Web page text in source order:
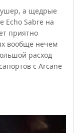
а щедрые
Echo Sabre на
приятно
вообще нечем
расход
с Arcane